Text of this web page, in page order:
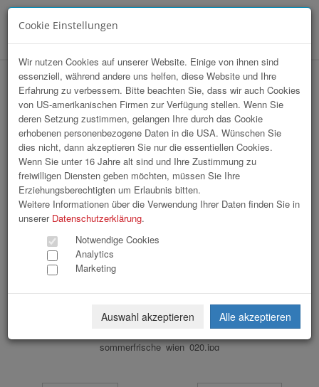
Sommerfrische Wien
sommerfrische_wien_020.jpg
Cookie Einstellungen
Wir nutzen Cookies auf unserer Website. Einige von ihnen sind
essenziell, während andere uns helfen, diese Website und Ihre
Erfahrung zu verbessern. Bitte beachten Sie, dass wir auch Cookies
von US-amerikanischen Firmen zur Verfügung stellen. Wenn Sie
deren Setzung zustimmen, gelangen Ihre durch das Cookie
erhobenen personenbezogene Daten in die USA. Wünschen Sie
dies nicht, dann akzeptieren Sie nur die essentiellen Cookies.
Wenn Sie unter 16 Jahre alt sind und Ihre Zustimmung zu
freiwilligen Diensten geben möchten, müssen Sie Ihre
Erziehungsberechtigten um Erlaubnis bitten.
Weitere Informationen über die Verwendung Ihrer Daten finden Sie in
unserer Datenschutzerklärung.
Notwendige Cookies
Analytics
Marketing
Auswahl akzeptieren Alle akzeptieren